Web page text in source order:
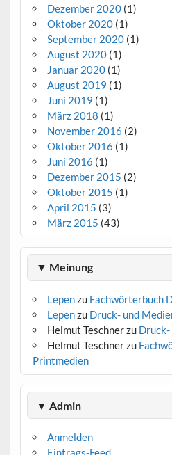
Dezember 2020(1)
Oktober 2020(1)
September 2020(1)
August 2020(1)
Januar 2020(1)
August 2019 (1)
Juni 2019 (1)
März 2018 (1)
November 2016 (2)
Oktober 2016 (1)
Juni 2016 (1)
Dezember 2015 (2)
Oktober 2015 (1)
April 2015 (3)
März 2015 (43)
▼ Meinung
Lepenzu Fachwörterbuch
Lepenzu Druck- und
Helmut Teschnerzu
Helmut Teschnerzu
Printmedien
▼ Admin
Anmelden